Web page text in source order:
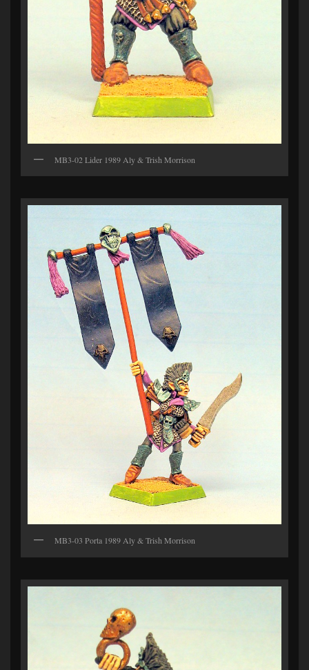
MB3-02 Lider 1989 Aly & Trish Morrison
MB3-03 Porta 1989 Aly & Trish Morrison